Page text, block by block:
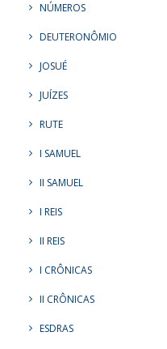
NÚMEROS
DEUTERONÔMIO
JOSUÉ
JUÍZES
RUTE
I SAMUEL
II SAMUEL
I REIS
II REIS
I CRÔNICAS
II CRÔNICAS
ESDRAS